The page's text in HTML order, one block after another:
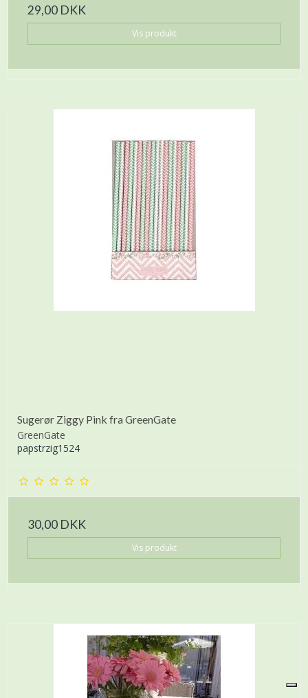
29,00 DKK
Vis produkt
Sugerør Ziggy Pink fra GreenGate
GreenGate
papstrzig1524
30,00 DKK
Vis produkt